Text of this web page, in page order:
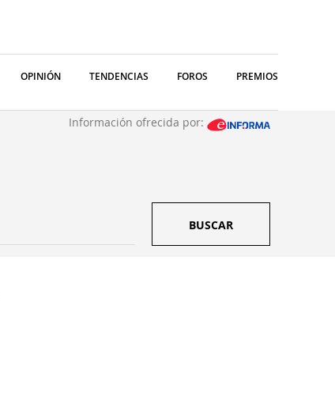
OPINIÓN TENDENCIAS FOROS PREMIOS
Información ofrecida por:
BUSCAR